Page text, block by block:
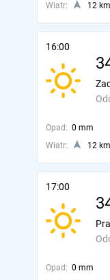
Wiatr:
12
16:00
Opad: 0 mm
Wiatr:
12
17:00
Opad: 0 mm